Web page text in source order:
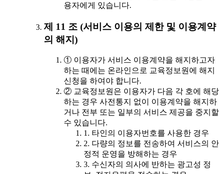
용자에게 있습니다.
제 11 조 (서비스 이용의 제한 및 이용계약
의 해지)
① 이용자가 서비스 이용계약을 해지하고자
하는 때에는 온라인으로 교육정보원에 해지
신청을 하여야 합니다.
② 교육정보원은 이용자가 다음 각 호에 해당
하는 경우 사전통지 없이 이용계약을 해지하
거나 전부 또는 일부의 서비스 제공을 중지할
수 있습니다.
1. 타인의 이용자번호를 사용한 경우
2. 다량의 정보를 전송하여 서비스의 안
정적 운영을 방해하는 경우
3. 수신자의 의사에 반하는 광고성 정